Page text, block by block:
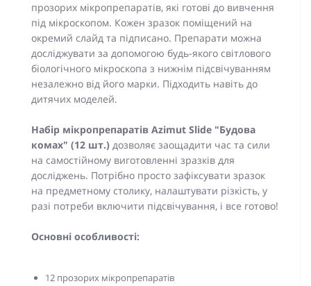
прозорих мікропрепаратів, які готові до вивчення
під мікроскопом. Кожен зразок поміщений на
окремий слайд та підписано. Препарати можна
досліджувати за допомогою будь-якого світлового
біологічного мікроскопа з нижнім підсвічуванням
незалежно від його марки. Підходить навіть до
дитячих моделей.
Набір мікропрепаратів Azimut Slide "Будова
комах" (12 шт.) дозволяє заощадити час та сили
на самостійному виготовленні зразків для
досліджень. Потрібно просто зафіксувати зразок
на предметному столику, налаштувати різкість, у
разі потреби включити підсвічування, і все готово!
Основні особливості:
12 прозорих мікропрепаратів